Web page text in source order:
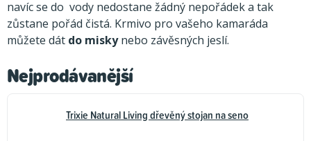
navíc se do vody nedostane žádný nepořádek a tak
zůstane pořád čistá. Krmivo pro vašeho kamaráda
můžete dát do miskynebo závěsných jeslí.
Nejprodávanější
Trixie Natural Living dřevěný stojan na seno